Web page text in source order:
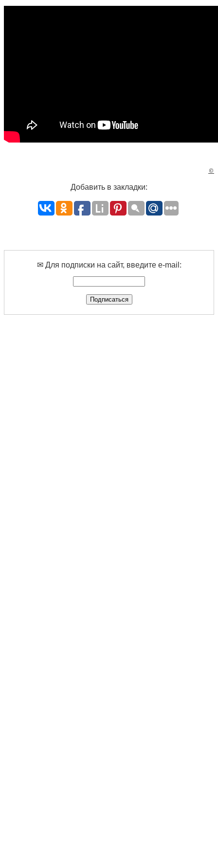
©
Добавить в закладки:
✉ Для подписки на сайт, введите e-mail: